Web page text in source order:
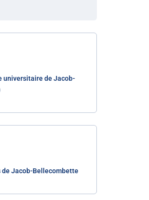
universitaire de Jacob-
de Jacob-Bellecombette